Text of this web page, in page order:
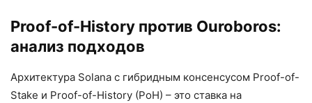
Proof-of-History против Ouroboros:
анализ подходов
Архитектура Solana с гибридным консенсусом Proof-of-
Stake и Proof-of-History (PoH) – это ставка на